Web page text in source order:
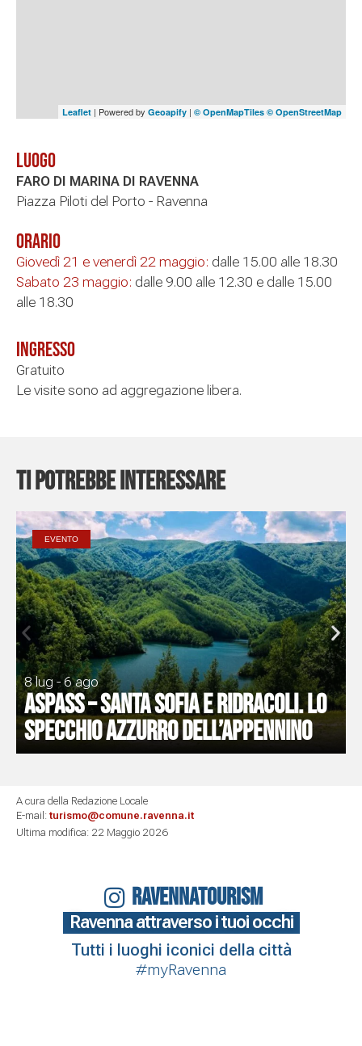
Leaflet | Powered by Geoapify | © OpenMapTiles © OpenStreetMap
Luogo
FARO DI MARINA DI RAVENNA
Piazza Piloti del Porto - Ravenna
Orario
Giovedì 21 e venerdì 22 maggio: dalle 15.00 alle 18.30
Sabato 23 maggio: dalle 9.00 alle 12.30 e dalle 15.00
alle 18.30
Ingresso
Gratuito
Le visite sono ad aggregazione libera.
Ti potrebbe interessare
EVENTO
8 lug - 6 ago
ASPASS – Santa Sofia e Ridracoli. Lo
specchio azzurro dell’Appennino
A cura della Redazione Locale
E-mail: turismo@comune.ravenna.it
Ultima modifica: 22 Maggio 2026
RAVENNATOURISM
Ravenna attraverso i tuoi occhi
Tutti i luoghi iconici della città
#myRavenna